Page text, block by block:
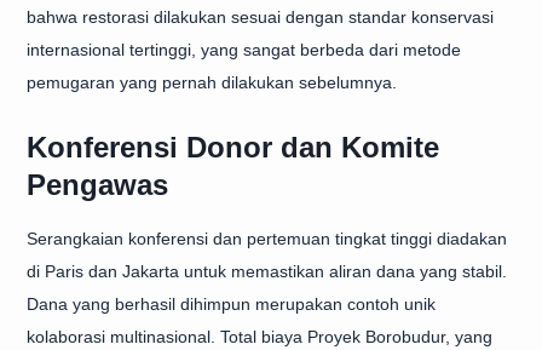
bahwa restorasi dilakukan sesuai dengan standar konservasi
internasional tertinggi, yang sangat berbeda dari metode
pemugaran yang pernah dilakukan sebelumnya.
Konferensi Donor dan Komite
Pengawas
Serangkaian konferensi dan pertemuan tingkat tinggi diadakan
di Paris dan Jakarta untuk memastikan aliran dana yang stabil.
Dana yang berhasil dihimpun merupakan contoh unik
kolaborasi multinasional. Total biaya Proyek Borobudur, yang